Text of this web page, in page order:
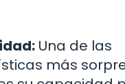
Una de las
más